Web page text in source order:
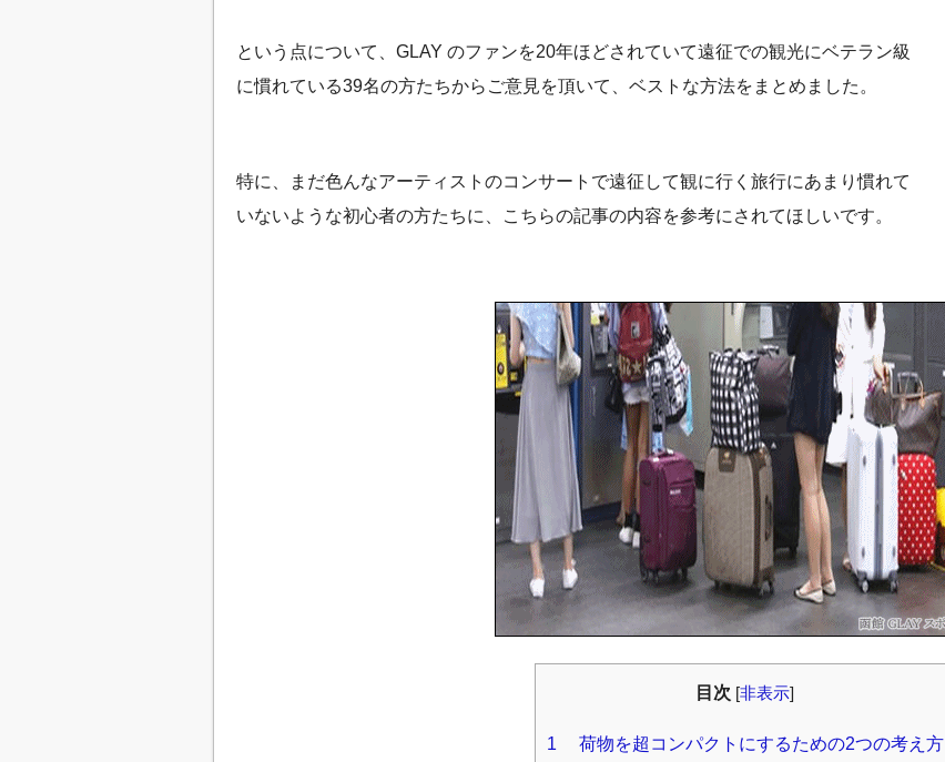
という点について、GLAY のファンを20年ほどされていて遠征での観光にベテラン級
に慣れている39名の方たちからご意見を頂いて、ベストな方法をまとめました。
特に、まだ色んなアーティストのコンサートで遠征して観に行く旅行にあまり慣れて
いないような初心者の方たちに、こちらの記事の内容を参考にされてほしいです。
目次 [非表示]
1
荷物を超コンパクトにするための2つの考え方